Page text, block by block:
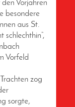
Vorjahren
besondere
aus St.
schlechthin“,
Vorfeld
zog
sorgte,